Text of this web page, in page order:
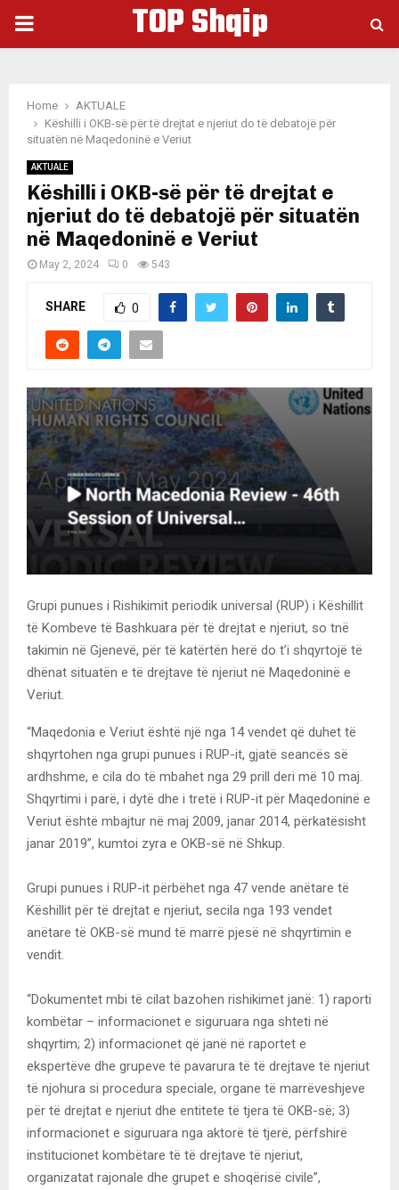
PRIMARY
TOP Shqip
Home
AKTUALE
Këshilli i OKB-së për të drejtat e njeriut do të debatojë për
situatën në Maqedoninë e Veriut
AKTUALE
Këshilli i OKB-së për të drejtat e
njeriut do të debatojë për situatën
në Maqedoninë e Veriut
May 2, 2024 0 543
SHARE 0
Grupi punues i Rishikimit periodik universal (RUP) i Këshillit
të Kombeve të Bashkuara për të drejtat e njeriut, so tnë
takimin në Gjenevë, për të katërtën herë do t’i shqyrtojë të
dhënat situatën e të drejtave të njeriut në Maqedoninë e
Veriut.
“Maqedonia e Veriut është një nga 14 vendet që duhet të
shqyrtohen nga grupi punues i RUP-it, gjatë seancës së
ardhshme, e cila do të mbahet nga 29 prill deri më 10 maj.
Shqyrtimi i parë, i dytë dhe i tretë i RUP-it për Maqedoninë e
Veriut është mbajtur në maj 2009, janar 2014, përkatësisht
janar 2019”, kumtoi zyra e OKB-së në Shkup.
Grupi punues i RUP-it përbëhet nga 47 vende anëtare të
Këshillit për të drejtat e njeriut, secila nga 193 vendet
anëtare të OKB-së mund të marrë pjesë në shqyrtimin e
vendit.
“Dokumentet mbi të cilat bazohen rishikimet janë: 1) raporti
kombëtar – informacionet e siguruara nga shteti në
shqyrtim; 2) informacionet që janë në raportet e
ekspertëve dhe grupeve të pavarura të të drejtave të njeriut
të njohura si procedura speciale, organe të marrëveshjeve
për të drejtat e njeriut dhe entitete të tjera të OKB-së; 3)
informacionet e siguruara nga aktorë të tjerë, përfshirë
institucionet kombëtare të të drejtave të njeriut,
organizatat rajonale dhe grupet e shoqërisë civile”,